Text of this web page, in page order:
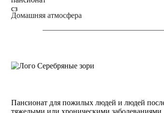
Домашняя атмосфера
Пансионат для пожилых людей и людей
тяжелыми или хроническими заболеваниями